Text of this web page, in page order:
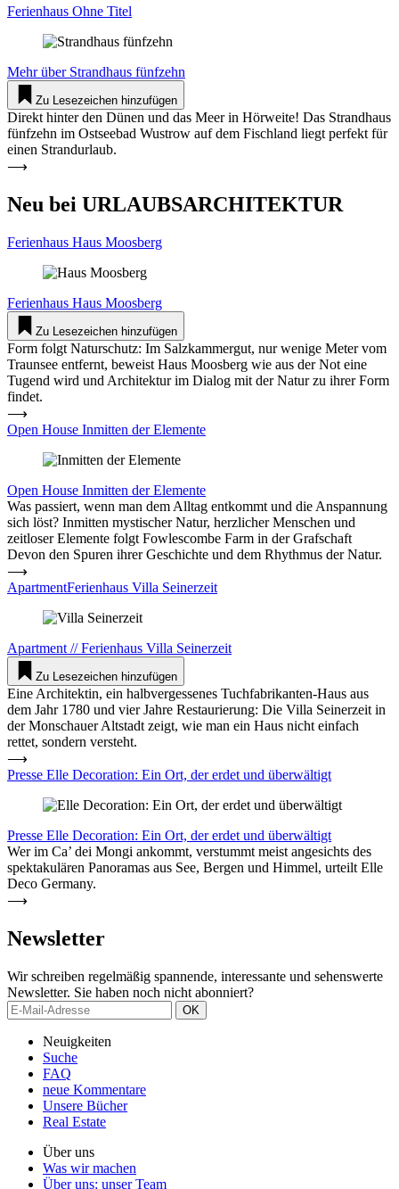
Ferienhaus Ohne Titel
Mehr über Strandhaus fünfzehn
Zu Lesezeichen hinzufügen
Direkt hinter den Dünen und das Meer in Hörweite! Das Strandhaus
fünfzehn im Ostseebad Wustrow auf dem Fischland liegt perfekt für
einen Strandurlaub.
⟶
Neu bei URLAUBSARCHITEKTUR
Ferienhaus Haus Moosberg
Ferienhaus Haus Moosberg
Zu Lesezeichen hinzufügen
Form folgt Naturschutz: Im Salzkammergut, nur wenige Meter vom
Traunsee entfernt, beweist Haus Moosberg wie aus der Not eine
Tugend wird und Architektur im Dialog mit der Natur zu ihrer Form
findet.
⟶
Open House Inmitten der Ele­mente
Open House Inmitten der Ele­mente
Was passiert, wenn man dem Alltag entkommt und die Anspannung
sich löst? Inmitten mystischer Natur, herzlicher Menschen und
zeitloser Elemente folgt Fowlescombe Farm in der Grafschaft
Devon den Spuren ihrer Geschichte und dem Rhythmus der Natur.
⟶
ApartmentFerienhaus Villa Sei­nerzeit
Apartment //Ferienhaus Villa Sei­nerzeit
Zu Lesezeichen hinzufügen
Eine Architektin, ein halbvergessenes Tuchfabrikanten-Haus aus
dem Jahr 1780 und vier Jahre Restaurierung: Die Villa Seinerzeit in
der Monschauer Altstadt zeigt, wie man ein Haus nicht einfach
rettet, sondern versteht.
⟶
Presse Elle Deco­ration: Ein Ort, der erdet und über­wältigt
Presse Elle Deco­ration: Ein Ort, der erdet und über­wältigt
Wer im Ca’ dei Mongi ankommt, verstummt meist angesichts des
spektakulären Panoramas aus See, Bergen und Himmel, urteilt Elle
Deco Germany.
⟶
News­letter
Wir schreiben regelmäßig spannende, interessante und sehenswerte
Newsletter. Sie haben noch nicht abonniert?
Neuigkeiten
Suche
FAQ
neue Kom­mentare
Unsere Bücher
Real Estate
Über uns
Was wir machen
Über uns: unser Team